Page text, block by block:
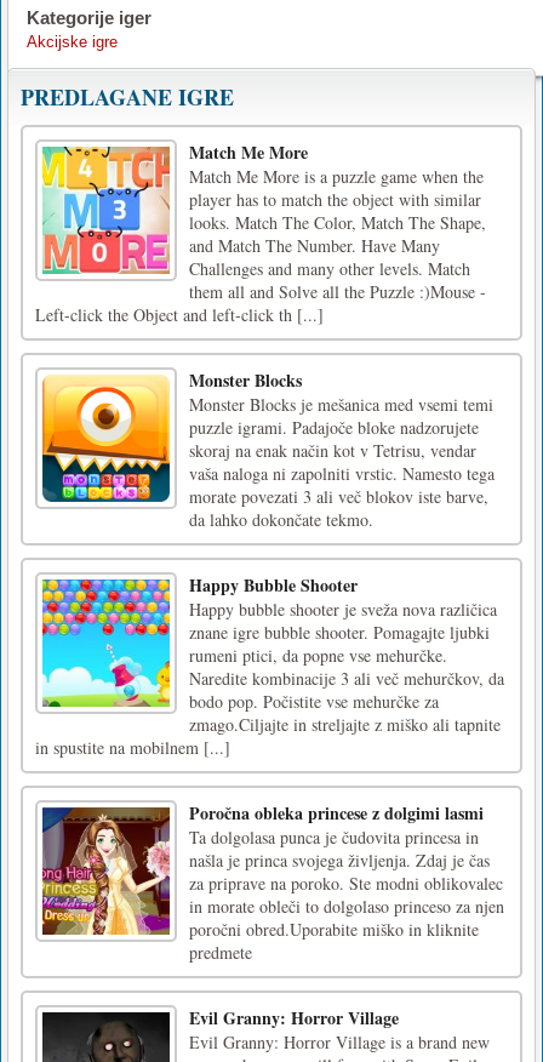
Kategorije iger
Akcijske igre
PREDLAGANE IGRE
Match Me More
Match Me More is a puzzle game when the
player has to match the object with similar
looks. Match The Color, Match The Shape,
and Match The Number. Have Many
Challenges and many other levels. Match
them all and Solve all the Puzzle :)Mouse -
Left-click the Object and left-click th [...]
Monster Blocks
Monster Blocks je mešanica med vsemi temi
puzzle igrami. Padajoče bloke nadzorujete
skoraj na enak način kot v Tetrisu, vendar
vaša naloga ni zapolniti vrstic. Namesto tega
morate povezati 3 ali več blokov iste barve,
da lahko dokončate tekmo.
Happy Bubble Shooter
Happy bubble shooter je sveža nova različica
znane igre bubble shooter. Pomagajte ljubki
rumeni ptici, da popne vse mehurčke.
Naredite kombinacije 3 ali več mehurčkov, da
bodo pop. Počistite vse mehurčke za
zmago.Ciljajte in streljajte z miško ali tapnite
in spustite na mobilnem [...]
Poročna obleka princese z dolgimi lasmi
Ta dolgolasa punca je čudovita princesa in
našla je princa svojega življenja. Zdaj je čas
za priprave na poroko. Ste modni oblikovalec
in morate obleči to dolgolaso princeso za njen
poročni obred.Uporabite miško in kliknite
predmete
Evil Granny: Horror Village
Evil Granny: Horror Village is a brand new